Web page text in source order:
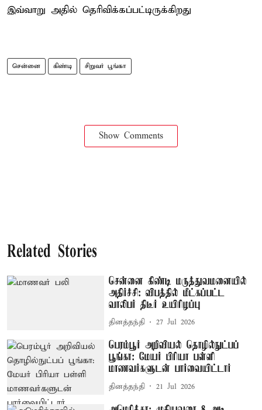
இவ்வாறு அதில் தெரிவிக்கப்பட்டிருக்கிறது
சென்னை கிண்டி சிறுவர் பூங்கா
Show Comments
Related Stories
சென்னை கிண்டி மருத்துவமனையில்
அதிர்ச்சி: விபத்தில் மீட்கப்பட்ட
வாலிபர் திடீர் உயிரிழப்பு
தினத்தந்தி 27 Jul 2026
பெரம்பூர் அறிவியல் தொழில்நுட்பப்
பூங்கா: மேயர் பிரியா பள்ளி
மாணவர்களுடன் பார்வையிட்டார்
தினத்தந்தி 21 Jul 2026